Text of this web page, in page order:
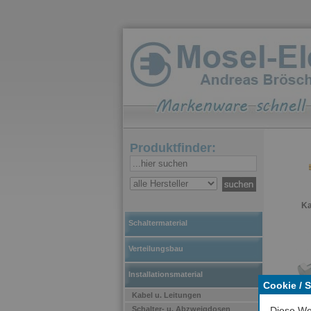
Cookie /
Produktfinder:
Schaltermaterial
Verteilungsbau
Installationsmaterial
Kabel u. Leitungen
Schalter- u. Abzweigdosen